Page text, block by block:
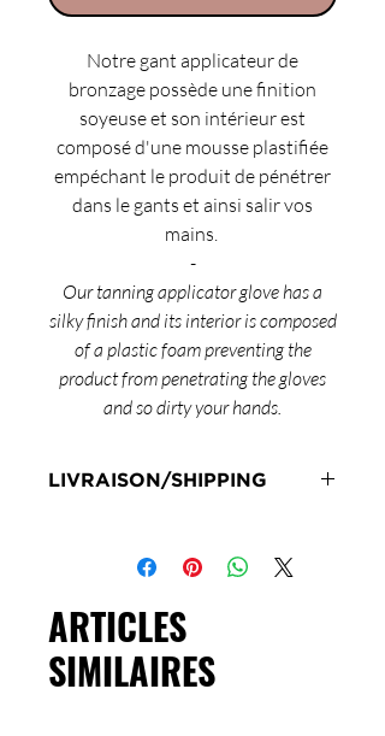
Notre gant applicateur de
bronzage possède une finition
soyeuse et son intérieur est
composé d'une mousse plastifiée
empéchant le produit de pénétrer
dans le gants et ainsi salir vos
mains.
-
Our tanning applicator glove has a
silky finish and its interior is composed
of a plastic foam preventing the
product from penetrating the gloves
and so dirty your hands.
LIVRAISON/SHIPPING
Delivery 72 hours subject to stock
ARTICLES
SIMILAIRES